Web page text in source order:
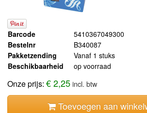
Barcode
5410367049300
Bestelnr
B340087
Pakketzending
Vanaf 1 stuks
Beschikbaarheid
op voorraad
Onze prijs: € 2,25incl. btw
Toevoegen aan